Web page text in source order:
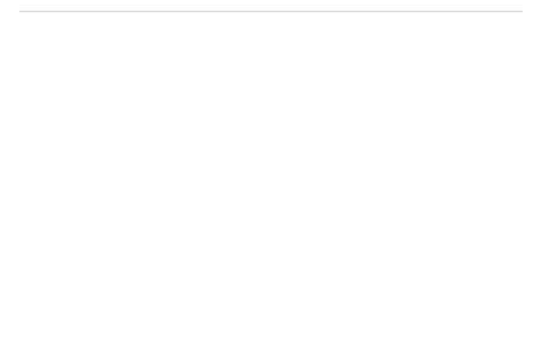
американскиот дипломат Филип Рикер, кој долги